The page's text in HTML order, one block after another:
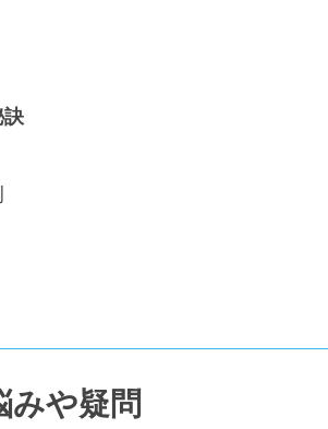
訣
や疑問